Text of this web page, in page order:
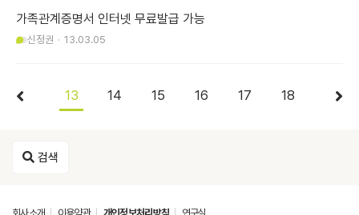
가족관계증명서 인터넷 무료발급 가능
신정권 13.03.05
13 14 15 16 17 18
검색